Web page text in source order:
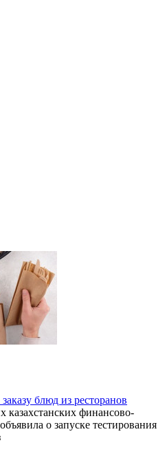
блюд из ресторанов
казахстанских финансово-
о запуске тестирования